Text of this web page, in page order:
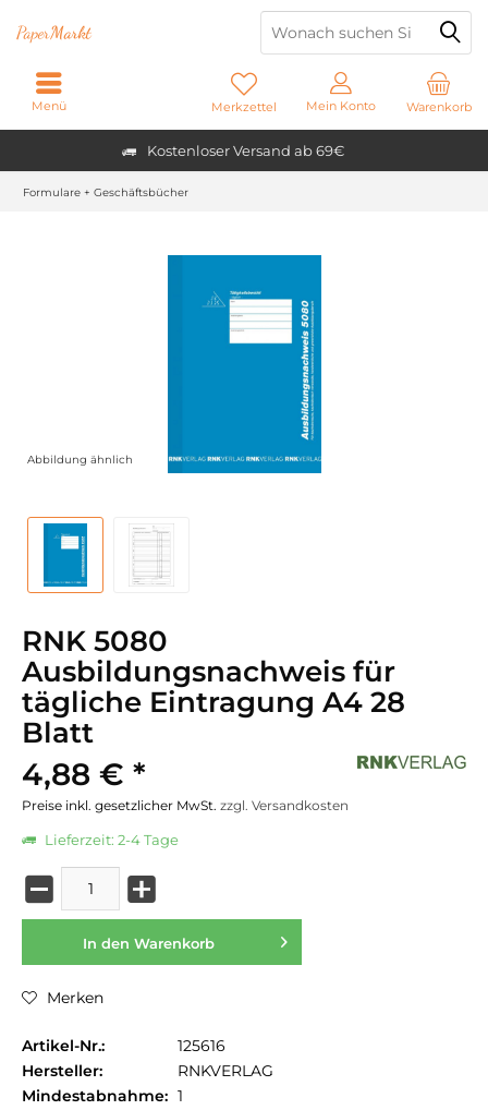
Kostenloser Versand ab 69€
PaperMarkt
Warenkorb
Merkzettel Mein Konto
Menü
Formulare + Geschäftsbücher
Abbildung ähnlich
RNK 5080
Ausbildungsnachweis für
tägliche Eintragung A4 28
Blatt
4,88 € *
Preise inkl. gesetzlicher MwSt. zzgl. Versandkosten
Lieferzeit: 2-4 Tage
In den Warenkorb
Merken
Artikel-Nr.:
125616
Hersteller:
RNKVERLAG
Mindestabnahme: 1